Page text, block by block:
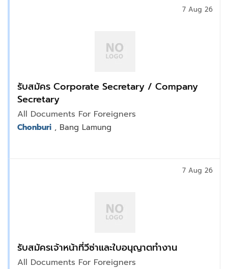
รับสมัคร Corporate Secretary / Company
Secretary
All Documents For Foreigners
7 Aug 26
Chonburi , Bang Lamung
รับสมัครเจ้าหน้าที่วีซ่าและใบอนุญาตทำงาน
All Documents For Foreigners
7 Aug 26